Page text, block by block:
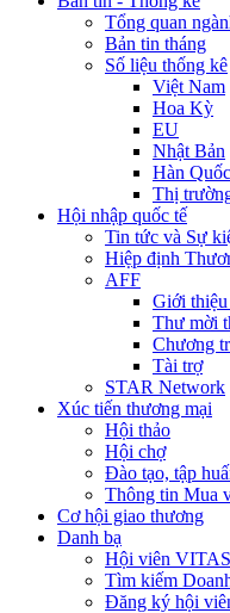
Tổng quan
Bản tin tháng
Số liệu thống kê
Việt Nam
Hoa Kỳ
EU
Nhật Bản
Hàn Quốc
Thị
Hội nhập quốc tế
Tin tức và Sự
Hiệp định
AFF
Giới
Thư mời
Chương
Tài trợ
STAR Network
Xúc tiến thương mại
Hội thảo
Hội chợ
Đào tạo, tập
Thông tin Mua
Cơ hội giao thương
Danh bạ
Hội viên VITAS
Tìm kiếm
Đăng ký hội